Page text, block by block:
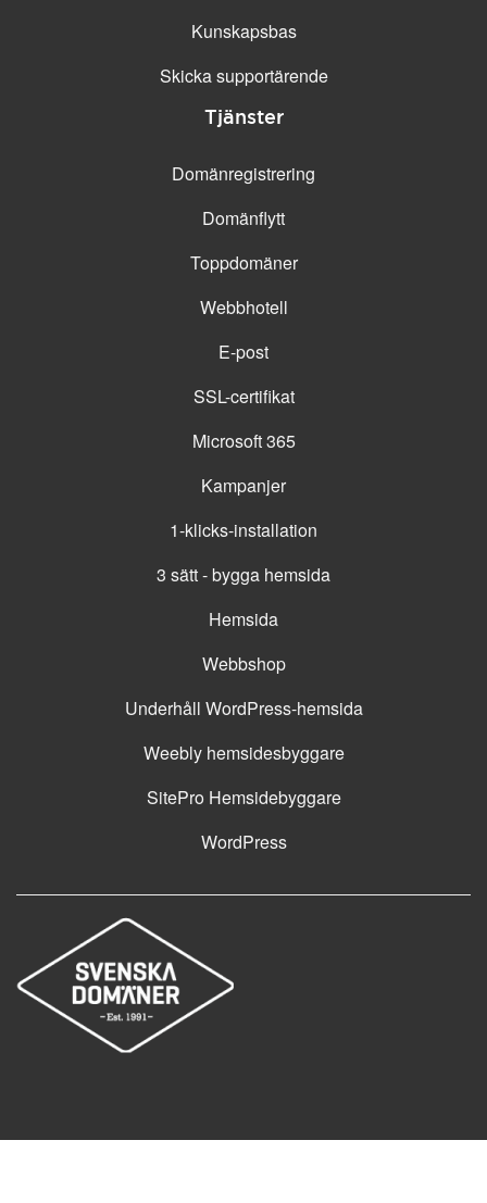
Kunskapsbas
Skicka supportärende
Tjänster
Domänregistrering
Domänflytt
Toppdomäner
Webbhotell
E-post
SSL-certifikat
Microsoft 365
Kampanjer
1-klicks-installation
3 sätt - bygga hemsida
Hemsida
Webbshop
Underhåll WordPress-hemsida
Weebly hemsidesbyggare
SitePro Hemsidebyggare
WordPress